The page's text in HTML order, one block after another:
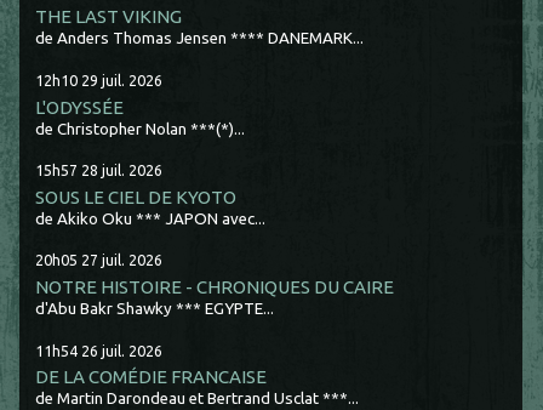
THE LAST VIKING
de Anders Thomas Jensen **** DANEMARK...
12h10 29 juil. 2026
L'ODYSSÉE
de Christopher Nolan ***(*)...
15h57 28 juil. 2026
SOUS LE CIEL DE KYOTO
de Akiko Oku *** JAPON avec...
20h05 27 juil. 2026
NOTRE HISTOIRE - CHRONIQUES DU CAIRE
d'Abu Bakr Shawky *** EGYPTE...
11h54 26 juil. 2026
DE LA COMÉDIE FRANCAISE
de Martin Darondeau et Bertrand Usclat ***...